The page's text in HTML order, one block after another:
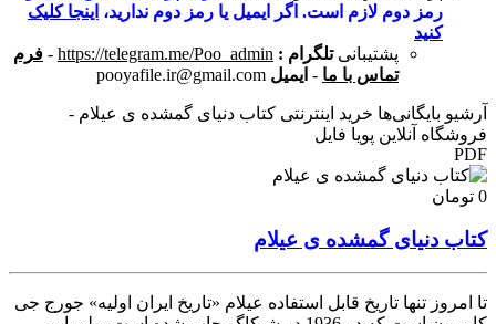
رمز دوم لازم است. اگر ایمیل یا رمز دوم ندارید، اینجا کلیک
کنید
پشتیبانی تلگرام : https://telegram.me/Poo_admin
- فرم
تماس با ما - ایمیل pooyafile.ir@gmail.com
آرشیو بایگانی‌ها خرید اینترنتی کتاب دنیای گمشده ی عیلام -
فروشگاه آنلاین پویا فایل
PDF
0 تومان
کتاب دنیای گمشده ی عیلام
تا امروز تنها تاریخ قابل استفاده عیلام «تاریخ ایران اولیه» جورج جی